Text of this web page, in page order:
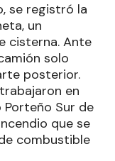
se registró la
un
cisterna. Ante
solo
posterior.
en
Porteño Sur de
que se
combustible